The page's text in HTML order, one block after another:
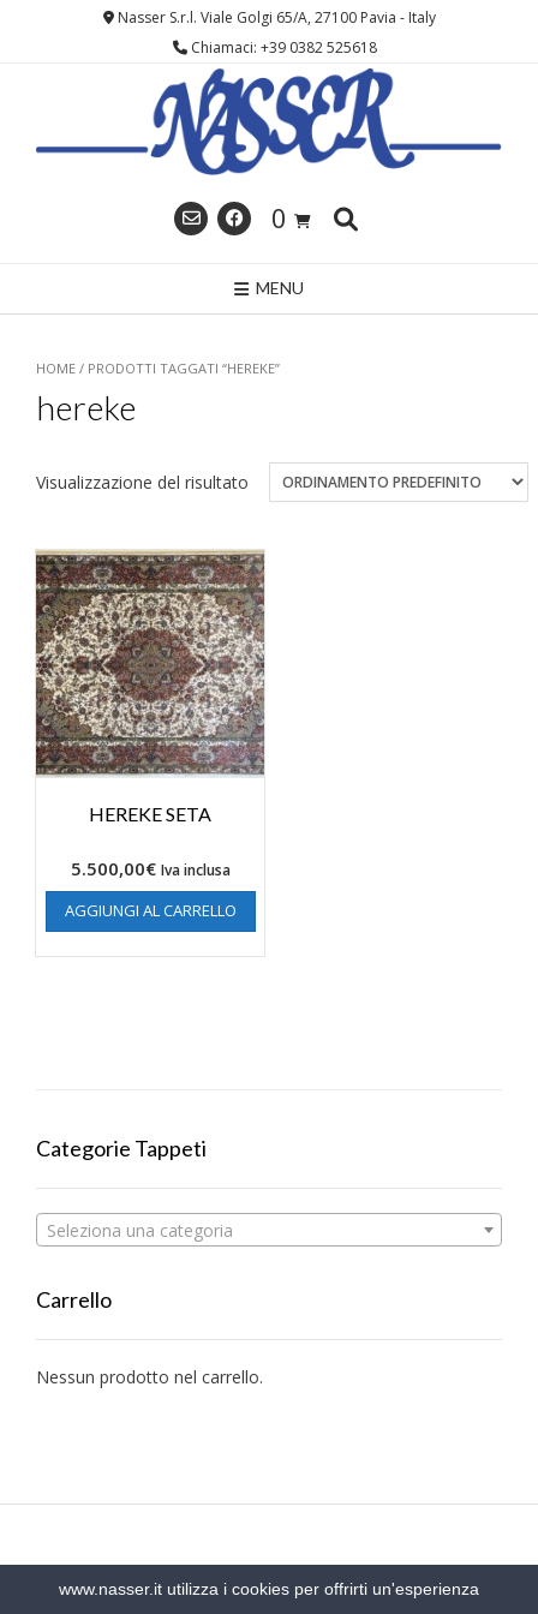
Nasser S.r.l. Viale Golgi 65/A, 27100 Pavia - Italy
Chiamaci: +39 0382 525618
0
MENU
HOME / PRODOTTI TAGGATI “HEREKE”
hereke
Visualizzazione del risultato
HEREKE SETA
5.500,00€ Iva inclusa
AGGIUNGI AL CARRELLO
Categorie Tappeti
Seleziona una categoria
Carrello
Nessun prodotto nel carrello.
www.nasser.it utilizza i cookies per offrirti un'esperienza